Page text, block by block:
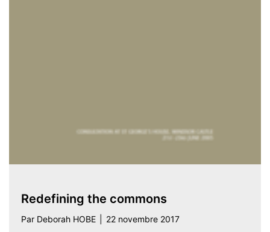
Redefining the commons
Par Deborah HOBE
22 novembre 2017